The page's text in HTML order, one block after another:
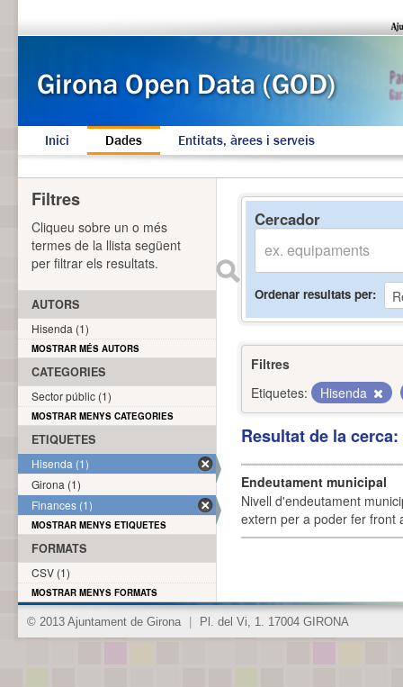
Inici Dades Entitats, àrees i serveis
Cercador
Ordenar resultats per
Filtres
Etiquetes:
Hisenda
Resultat de la
Endeutament municipal
Nivell d'endeutament
extern per a poder fer front
Filtres
Cliqueu sobre un o més
termes de la llista següent
per filtrar els resultats.
AUTORS
Hisenda (1)
MOSTRAR MÉS AUTORS
CATEGORIES
Sector públic (1)
MOSTRAR MENYS CATEGORIES
ETIQUETES
Hisenda (1)
Girona (1)
Finances (1)
MOSTRAR MENYS ETIQUETES
FORMATS
CSV (1)
MOSTRAR MENYS FORMATS
© 2013 Ajuntament de Girona Pl. del Vi, 1. 17004 GIRONA